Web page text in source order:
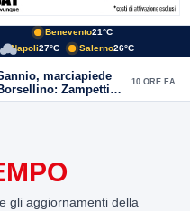
Benevento21°C
Napoli27°C Salerno26°C
marciapiede
Zampetti e
alle polemiche
10 ORE FA
gli aggiornamenti della